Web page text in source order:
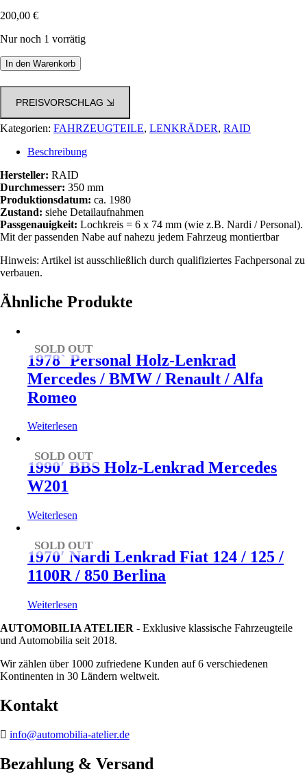
200,00 €
Nur noch 1 vorrätig
1980s
RAID
Lenkrad
BMW
Porsche
/
Alfa
Fiat
/
Renault
Menge
In den Warenkorb
PREISVORSCHLAG ⇲
Kategorien: FAHRZEUGTEILE, LENKRÄDER, RAID
Beschreibung
Hersteller: RAID
Durchmesser: 350 mm
Produktionsdatum: ca. 1980
Zustand: siehe Detailaufnahmen
Passgenauigkeit: Lochkreis = 6 x 74 mm (wie z.B. Nardi / Personal).
Mit der passenden Nabe auf nahezu jedem Fahrzeug montiertbar
Hinweis: Artikel ist ausschließlich durch qualifiziertes Fachpersonal zu
verbauen.
Ähnliche Produkte
SOLD OUT
1978` Personal Holz-Lenkrad
Mercedes / BMW / Renault / Alfa
Romeo
Weiterlesen
SOLD OUT
1990′ BBS Holz-Lenkrad Mercedes
W201
Weiterlesen
SOLD OUT
1970′ Nardi Lenkrad Fiat 124 / 125 /
1100R / 850 Berlina
Weiterlesen
AUTOMOBILIA ATELIER - Exklusive klassische Fahrzeugteile
und Automobilia seit 2018.
Wir zählen über 1000 zufriedene Kunden auf 6 verschiedenen
Kontinenten in 30 Ländern weltweit.
Kontakt
info@automobilia-atelier.de
Bezahlung & Versand